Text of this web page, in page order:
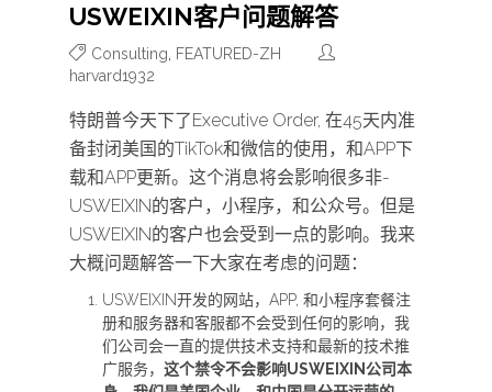
USWEIXIN客户问题解答
Consulting
FEATURED-ZH
harvard1932
特朗普今天下了Executive Order, 在45天内准
备封闭美国的TikTok和微信的使用，和APP下
载和APP更新。这个消息将会影响很多非-
USWEIXIN的客户，小程序，和公众号。但是
USWEIXIN的客户也会受到一点的影响。我来
大概问题解答一下大家在考虑的问题：
USWEIXIN开发的网站，APP, 和小程序套餐注
册和服务器和客服都不会受到任何的影响，我
们公司会一直的提供技术支持和最新的技术推
广服务， 这个禁令不会影响USWEIXIN公司本